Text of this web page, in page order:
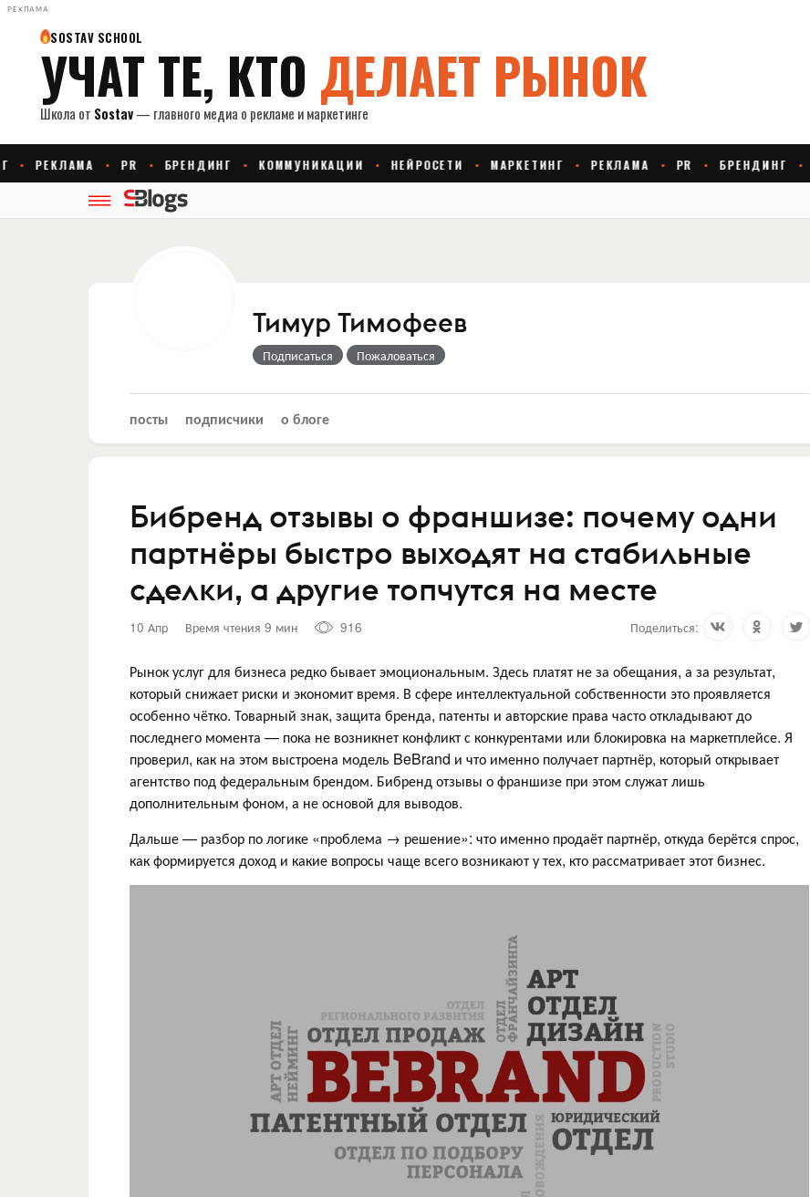
РЕКЛАМА
Тимур Тимофеев
Подписаться Пожаловаться
посты подписчики о блоге
Бибренд отзывы о франшизе: почему одни
партнёры быстро выходят на стабильные
сделки, а другие топчутся на месте
10 Апр Время чтения 9 мин 916 Поделиться:
Рынок услуг для бизнеса редко бывает эмоциональным. Здесь платят не за обещания, а за результат,
который снижает риски и экономит время. В сфере интеллектуальной собственности это проявляется
особенно чётко. Товарный знак, защита бренда, патенты и авторские права часто откладывают до
последнего момента — пока не возникнет конфликт с конкурентами или блокировка на маркетплейсе. Я
проверил, как на этом выстроена модель BeBrand и что именно получает партнёр, который открывает
агентство под федеральным брендом. Бибренд отзывы о франшизе при этом служат лишь
дополнительным фоном, а не основой для выводов.
Дальше — разбор по логике «проблема → решение»: что именно продаёт партнёр, откуда берётся спрос,
как формируется доход и какие вопросы чаще всего возникают у тех, кто рассматривает этот бизнес.